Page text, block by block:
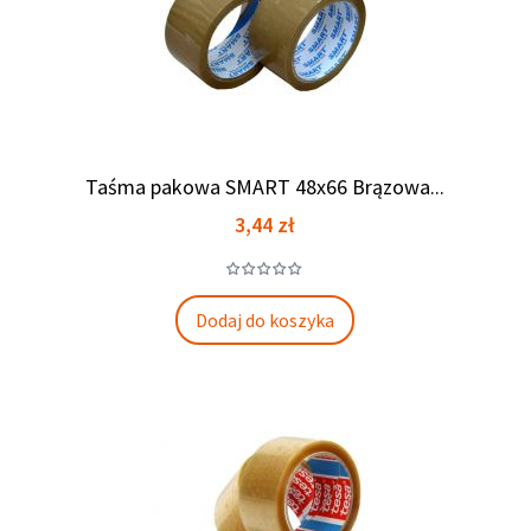
Taśma pakowa SMART 48x66 Brązowa...
Cena
3,44 zł
Dodaj do koszyka